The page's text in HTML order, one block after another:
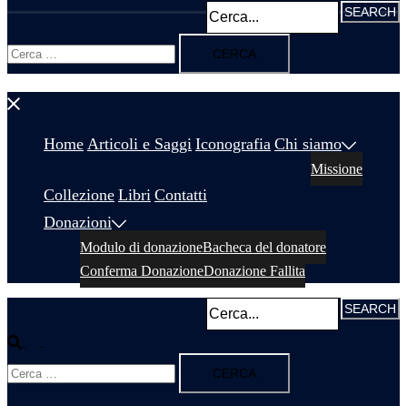
Ricerca
per:
Chiudi
Home Articoli e Saggi Iconografia Chi siamo
Missione
Collezione Libri Contatti
Donazioni
Modulo di donazioneBacheca del donatore
Conferma DonazioneDonazione Fallita
Cerca
menu
Ricerca
per: